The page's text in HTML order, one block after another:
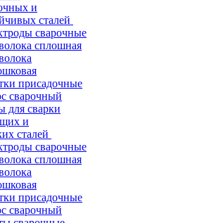
и
сталей
сварочные
сплошная
присадочные
сварочный
для сварки
и
сталей
сварочные
сплошная
присадочные
сварочный